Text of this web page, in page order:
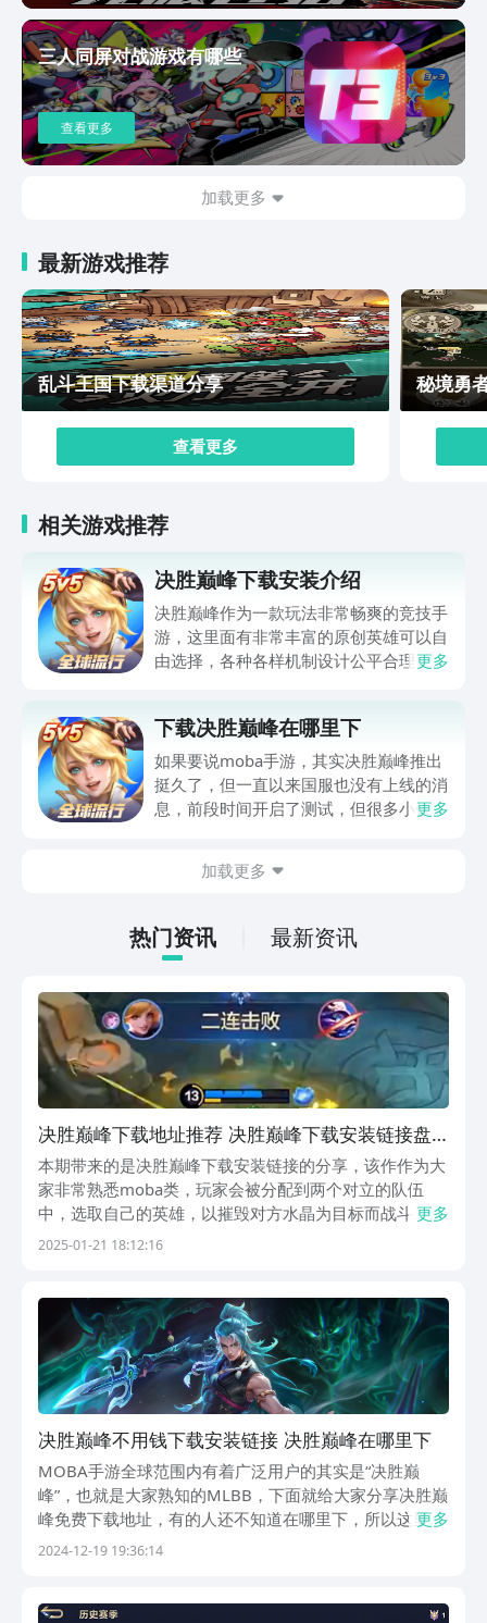
队的配合特别的重要，所以说玩家想要合理的体验决胜巅
峰这款游戏的时候掌握好细节是十分重要的。在游戏里面
涉及到的英雄角色十分的多，玩家也需要合理的配合，最
终达到推塔。决胜巅峰下载安装地址在哪里的相关内容，
估计很多玩家已经知道了答案。其实在整个游戏当中玩家
在下载游戏之前，可能对该游戏已经有所了解，建议玩家
还是从细节处考虑。毕竟想要体验好游戏细节也是特别重
三人同屏对战游戏有哪些
查看更多
加载更多
最新游戏推荐
乱斗王国下载渠道分享
查看更多
秘境勇
相关游戏推荐
决胜巅峰下载安装介绍
决胜巅峰作为一款玩法非常畅爽的竞技手
游，这里面有非常丰富的原创英雄可以自
由选择，各种各样机制设计公平合理，非
玩家都会非常期待这款游戏正式发布，但
是目前还处于测试阶段，所以需要提前进
行预约。
更多
下载决胜巅峰在哪里下
如果要说moba手游，其实决胜巅峰推出
挺久了，但一直以来国服也没有上线的消
息，前段时间开启了测试，但很多小伙伴
给大家简单介绍一番，如果你也感兴趣的
更多
加载更多
热门资讯 最新资讯
决胜巅峰下载地址推荐 决胜巅峰下载安装链接盘
点
本期带来的是决胜巅峰下载安装链接的分享，该作作为大
家非常熟悉moba类，玩家会被分配到两个对立的队伍
中，选取自己的英雄，以摧毁对方水晶为目标而战斗，很
多小伙伴被里面各有特色的人物所吸引想要进入游玩，那
更多
2025-01-21 18:12:16
决胜巅峰不用钱下载安装链接 决胜巅峰在哪里下​
MOBA手游全球范围内有着广泛用户的其实是“决胜巅
峰”，也就是大家熟知的MLBB，下面就给大家分享决胜巅
峰免费下载地址，有的人还不知道在哪里下，所以这里就
给大家展示下，同时和大家聊聊它的特色内容，方便大家
更多
2024-12-19 19:36:14